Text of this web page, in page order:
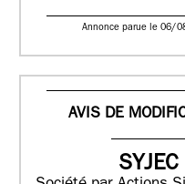
Annonce parue le 06/
AVIS DE
SYJEC